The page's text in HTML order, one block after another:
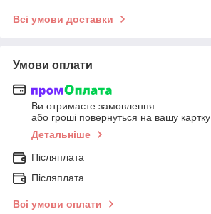
Всі умови доставки
Умови оплати
Ви отримаєте замовлення
або гроші повернуться на вашу картку
Детальніше
Післяплата
Післяплата
Всі умови оплати